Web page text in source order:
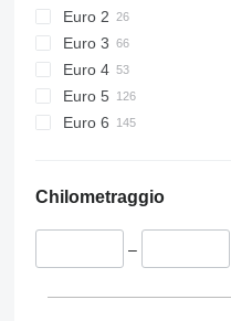
Euro 2
Euro 3
Euro 4
Euro 5
Euro 6
Chilometraggio
–